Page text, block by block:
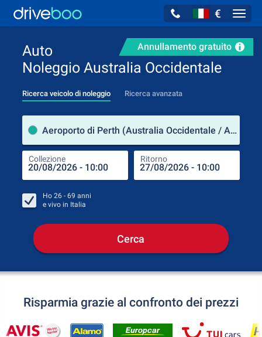
€
Annullamento gratuito
Auto
Noleggio Australia Occidentale
Ricerca veicolo di noleggio Ricerca avanzata
Aeroporto di Perth (Australia Occidentale / Australia)
Collezione Ritorno
Ho 26 - 69 anni
e vivo in Italia
Cerca
Risparmia grazie al confronto dei prezzi